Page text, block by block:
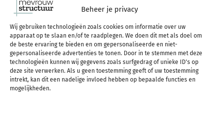
Beheer je privacy
Wij gebruiken technologieën zoals cookies om informatie over uw
apparaat op te slaan en/of te raadplegen. We doen dit met als doel om
de beste ervaring te bieden en om gepersonaliseerde en niet-
gepersonaliseerde advertenties te tonen. Door in te stemmen met deze
technologieën kunnen wij gegevens zoals surfgedrag of unieke ID's op
deze site verwerken. Als u geen toestemming geeft of uw toestemming
intrekt, kan dit een nadelige invloed hebben op bepaalde functies en
mogelijkheden.
gaat helpen!
LEES VERDER
STRUCTUUR INSPIRATIE & UPDATES IN JE